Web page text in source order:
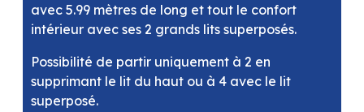
avec 5.99 mètres de long et tout le confort
intérieur avec ses 2 grands lits superposés.
Possibilité de partir uniquement à 2 en
supprimant le lit du haut ou à 4 avec le lit
superposé.